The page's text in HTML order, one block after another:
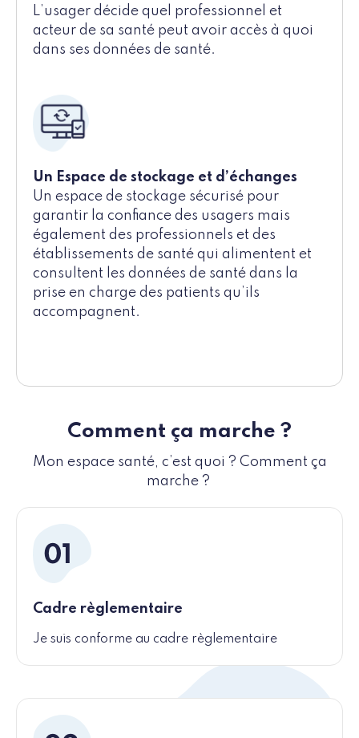
L’usager décide quel professionnel et
acteur de sa santé peut avoir accès à quoi
dans ses données de santé.
Un Espace de stockage et d’échanges
Un espace de stockage sécurisé pour
garantir la confiance des usagers mais
également des professionnels et des
établissements de santé qui alimentent et
consultent les données de santé dans la
prise en charge des patients qu’ils
accompagnent.
Comment ça marche ?
Mon espace santé, c’est quoi ? Comment ça
marche ?
Cadre règlementaire
Je suis conforme au cadre règlementaire